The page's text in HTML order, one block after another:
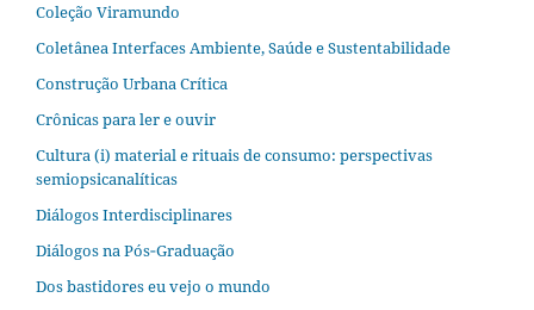
Coleção Viramundo
Coletânea Interfaces Ambiente, Saúde e Sustentabilidade
Construção Urbana Crítica
Crônicas para ler e ouvir
Cultura (i) material e rituais de consumo: perspectivas
semiopsicanalíticas
Diálogos Interdisciplinares
Diálogos na Pós‐Graduação
Dos bastidores eu vejo o mundo